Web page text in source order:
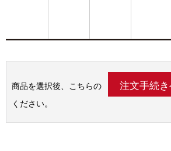
商品を選択後、こちらの
ください。